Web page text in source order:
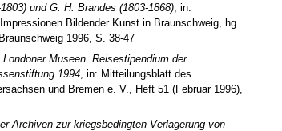
und G. H. Brandes (1803-1868), in:
Bildender Kunst in Braunschweig, hg.
1996, S. 38-47
Museen. Reisestipendium der
1994 , in: Mitteilungsblatt des
und Bremen e. V., Heft 51 (Februar 1996),
Archiven zur kriegsbedingten Verlagerung von